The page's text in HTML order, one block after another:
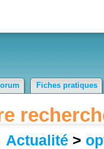
Fiches pratiques
Actualité >